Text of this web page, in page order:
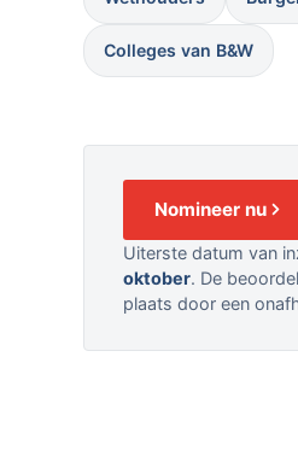
Colleges van B&W
Nomineer nu
Uiterste datum van
oktober. De
plaats door een